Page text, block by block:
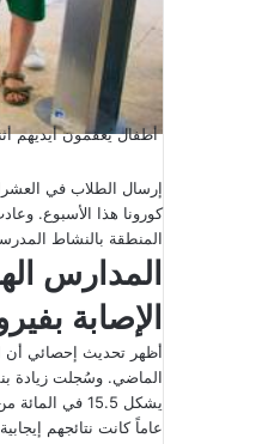
أطفال يُعقمون أيديهم
إرسال الطلاب في
المنطقة بالنشاط المدرسي في 30 أغسطس، وستعود المدارس في الجنوب
المدارس
الإصابة
عاماً كانت نتائجهم إيجابية أيضاً خلال